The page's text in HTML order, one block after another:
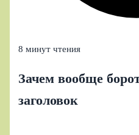
8 минут чтения
Зачем вообще
заголовок